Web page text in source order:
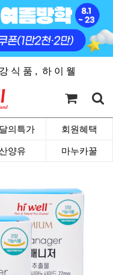
식 품 , 하 이 웰
의특가 회원혜택
양유 마누카꿀